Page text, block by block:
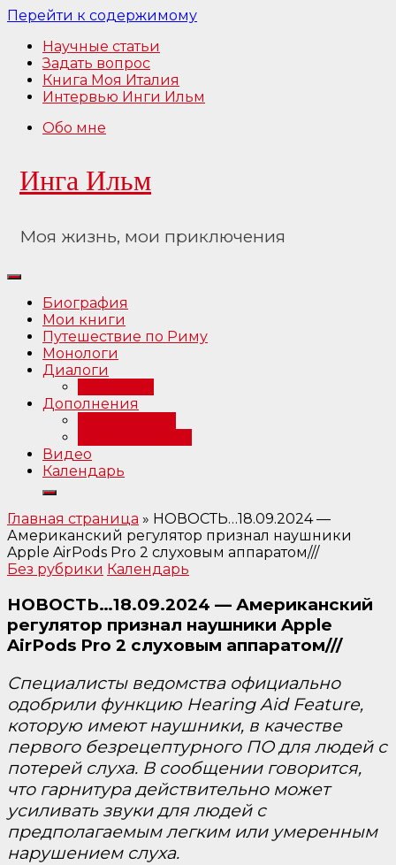
Перейти к содержимому
Научные статьи
Задать вопрос
Книга Моя Италия
Интервью Инги Ильм
Обо мне
Инга Ильм
Моя жизнь, мои приключения
Биография
Мои книги
Путешествие по Риму
Монологи
Диалоги
Дополнения
Видео
Календарь
Главная страница » НОВОСТЬ…18.09.2024 —
Американский регулятор признал наушники
Apple AirPods Pro 2 слуховым аппаратом///
Без рубрики Календарь
НОВОСТЬ…18.09.2024 — Американский
регулятор признал наушники Apple
AirPods Pro 2 слуховым аппаратом///
Специалисты ведомства официально
одобрили функцию Hearing Aid Feature,
которую имеют наушники, в качестве
первого безрецептурного ПО для людей с
потерей слуха. В сообщении говорится,
что гарнитура действительно может
усиливать звуки для людей с
предполагаемым легким или умеренным
нарушением слуха.